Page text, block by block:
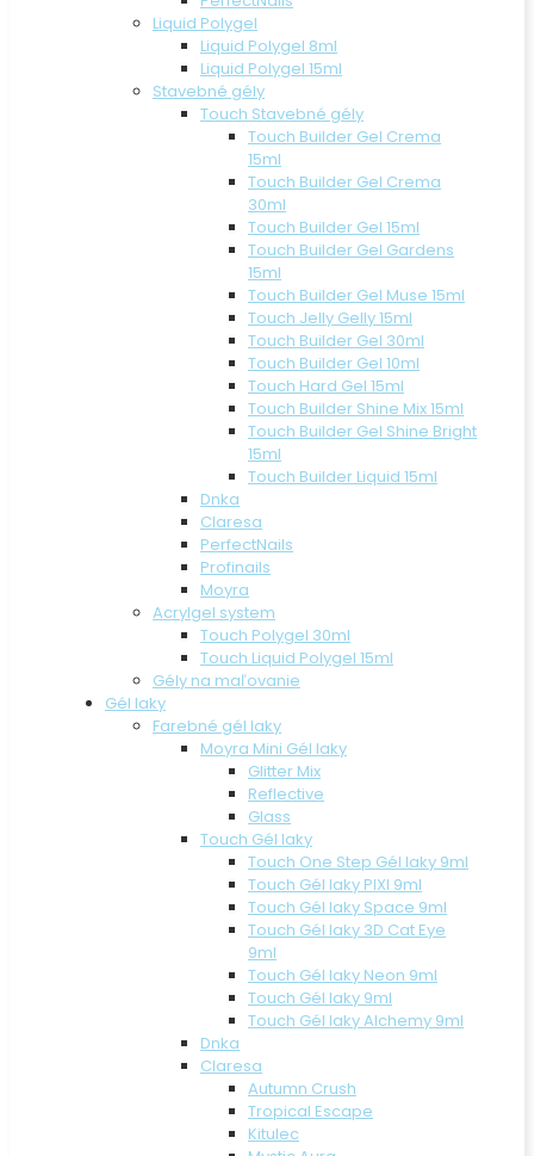
Liquid Polygel
Liquid Polygel 8ml
Liquid Polygel 15ml
Stavebné gély
Touch Stavebné gély
Touch Builder Gel Crema
15ml
Touch Builder Gel Crema
30ml
Touch Builder Gel 15ml
Touch Builder Gel Gardens
15ml
Touch Builder Gel Muse 15ml
Touch Jelly Gelly 15ml
Touch Builder Gel 30ml
Touch Builder Gel 10ml
Touch Hard Gel 15ml
Touch Builder Shine Mix 15ml
Touch Builder Gel Shine Bright
15ml
Touch Builder Liquid 15ml
Dnka
Claresa
PerfectNails
Profinails
Moyra
Acrylgel system
Touch Polygel 30ml
Touch Liquid Polygel 15ml
Gély na maľovanie
Gél laky
Farebné gél laky
Moyra Mini Gél laky
Glitter Mix
Reflective
Glass
Touch Gél laky
Touch One Step Gél laky 9ml
Touch Gél laky PIXI 9ml
Touch Gél laky Space 9ml
Touch Gél laky 3D Cat Eye
9ml
Touch Gél laky Neon 9ml
Touch Gél laky 9ml
Touch Gél laky Alchemy 9ml
Dnka
Claresa
Autumn Crush
Tropical Escape
Kitulec